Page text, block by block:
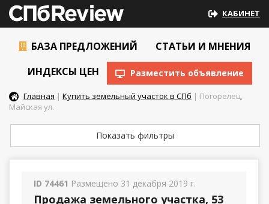
КАБИНЕТ
БАЗА ПРЕДЛОЖЕНИЙ
СТАТЬИ И МНЕНИЯ
ИНДЕКСЫ ЦЕН
Разместить объявление
Главная | Купить земельный участок в СПб | Погорелец,
Майская ул.
Показать фильтры
ID 74461 Размещено 31 декабря 2019 г.
Продажа земельного участка, 53